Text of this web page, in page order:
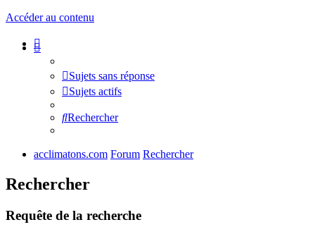
Accéder au contenu
Sujets sans réponse
Sujets actifs
Rechercher
acclimatons.com Forum Rechercher
Rechercher
Requête de la recherche